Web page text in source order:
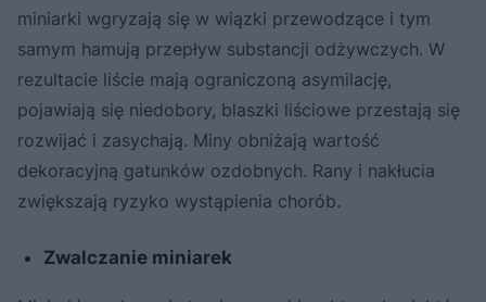
miniarki wgryzają się w wiązki przewodzące i tym
samym hamują przepływ substancji odżywczych. W
rezultacie liście mają ograniczoną asymilację,
pojawiają się niedobory, blaszki liściowe przestają się
rozwijać i zasychają. Miny obniżają wartość
dekoracyjną gatunków ozdobnych. Rany i nakłucia
zwiększają ryzyko wystąpienia chorób.
Zwalczanie miniarek